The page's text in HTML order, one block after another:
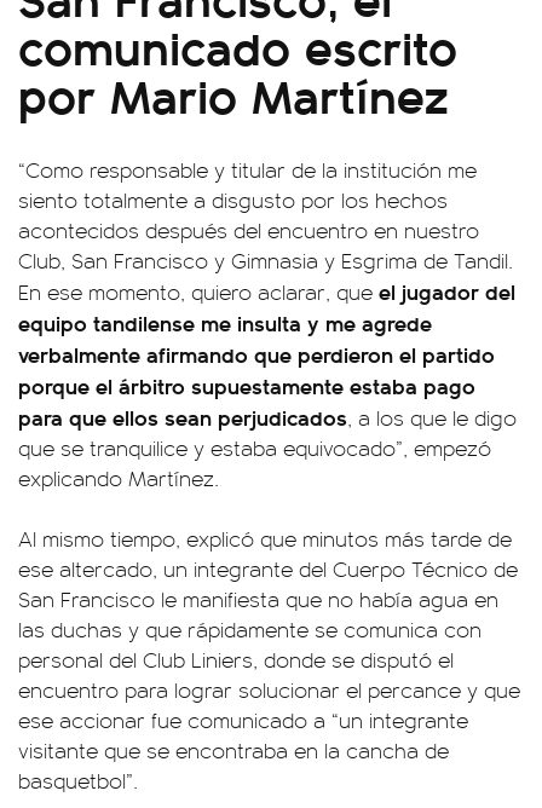
comunicado escrito
por Mario Martínez
“Como responsable y titular de la institución me
siento totalmente a disgusto por los hechos
acontecidos después del encuentro en nuestro
Club, San Francisco y Gimnasia y Esgrima de Tandil.
En ese momento, quiero aclarar, que el jugador del
equipo tandilense me insulta y me agrede
verbalmente afirmando que perdieron el partido
porque el árbitro supuestamente estaba pago
para que ellos sean perjudicados, a los que le digo
que se tranquilice y estaba equivocado”, empezó
explicando Martínez.
Al mismo tiempo, explicó que minutos más tarde de
ese altercado, un integrante del Cuerpo Técnico de
San Francisco le manifiesta que no había agua en
las duchas y que rápidamente se comunica con
personal del Club Liniers, donde se disputó el
encuentro para lograr solucionar el percance y que
ese accionar fue comunicado a “un integrante
visitante que se encontraba en la cancha de
basquetbol”.